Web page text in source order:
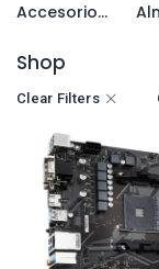
Accesorios para Notebook
Shop
Clear Filters